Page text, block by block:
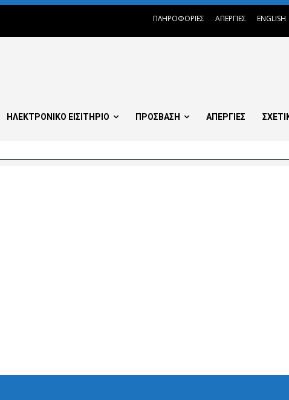
ΠΛΗΡΟΦΟΡΙΕΣ ΑΠΕΡΓΙΕΣ ENGLISH
ΗΛΕΚΤΡΟΝΙΚΟ ΕΙΣΙΤΗΡΙΟ ΠΡΟΣΒΑΣΗ ΑΠΕΡΓΙΕΣ